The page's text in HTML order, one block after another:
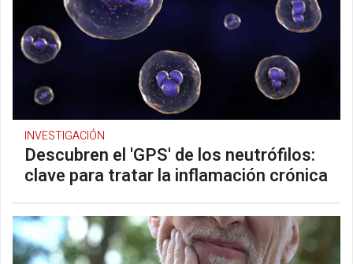
INVESTIGACIÓN
Descubren el 'GPS' de los neutrófilos:
clave para tratar la inflamación crónica